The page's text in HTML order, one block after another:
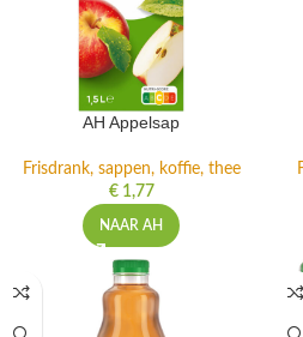
Frisdrank, sappen, koffie, thee
€ 1,77
NAAR AH